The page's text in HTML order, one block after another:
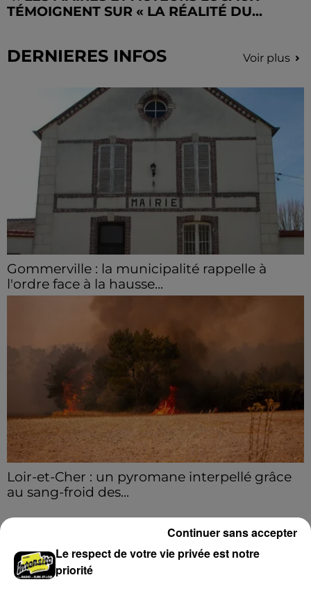
TÉMOIGNENT SUR « LA RÉALITÉ DU...
DERNIERES INFOS Voir plus
Gommerville : la municipalité rappelle à
l'ordre face à la hausse...
Incrustation de déchets, déjections sur les sites
hausse des incivilités, la mairie de Gommerville
hausse...
Loir-et-Cher : un pyromane interpellé grâce
au sang-froid des...
secteur de Fontaine-les-Côteaux, Montoire et Lunay.
Grâce...
A LA UNE
Le respect de votre vie privée est notre
priorité
Continuer sans accepter